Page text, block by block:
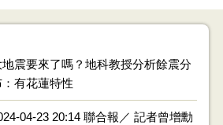
地震要來了嗎？地科教授分析餘震分
：有花蓮特性
04-23 20:14 聯合報／ 記者曾增勳